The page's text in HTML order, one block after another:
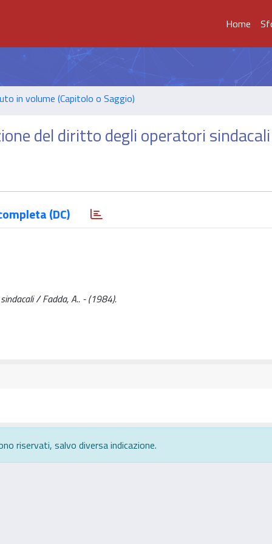
Home
in volume (Capitolo o Saggio)
del diritto degli operatori sindacali
(DC)
/ Fadda, A.. - (1984).
riservati, salvo diversa indicazione.